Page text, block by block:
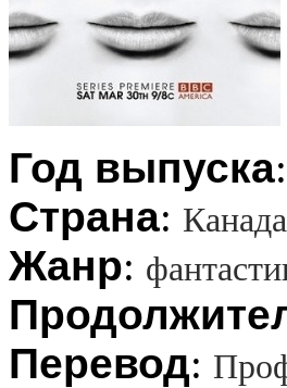
Год выпуска:
Страна: Канада
Жанр:
Перевод: